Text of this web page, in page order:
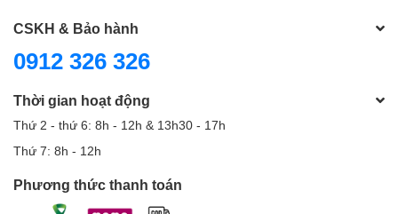
CSKH & Bảo hành
0912 326 326
Thời gian hoạt động
Thứ 2 - thứ 6: 8h - 12h & 13h30 - 17h
Thứ 7: 8h - 12h
Phương thức thanh toán